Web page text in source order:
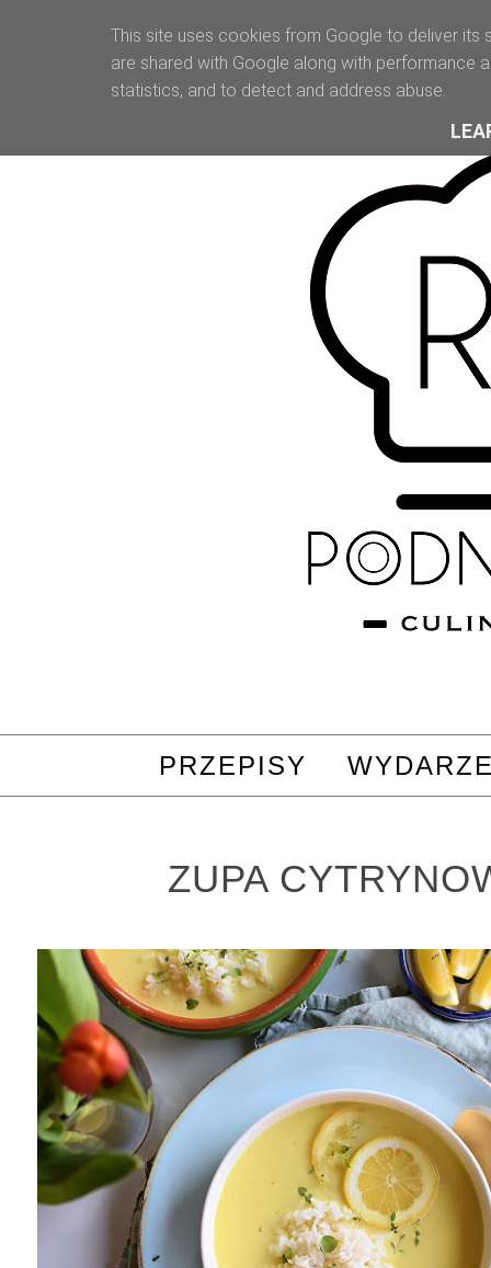
PRZEPISY
ZUPA
This site uses cookies from Google to deliver its
are shared with Google along with performance
statistics, and to detect and address abuse.